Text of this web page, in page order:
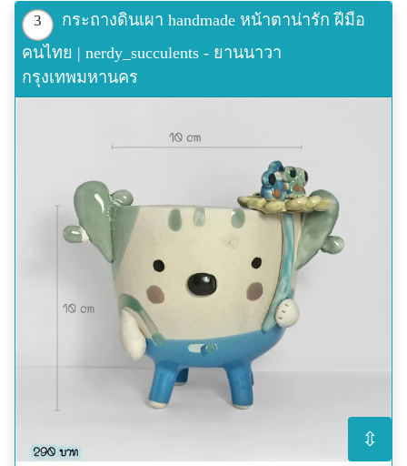
3
กระถางดินเผา handmade หน้าตาน่ารัก ฝีมือ
คนไทย | nerdy_succulents - ยานนาวา
กรุงเทพมหานคร
⇳